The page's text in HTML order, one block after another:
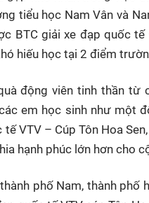
tiểu học Nam Vân và
BTC giải xe đạp quốc
hiếu học tại 2 điểm
động viên tinh thần từ
em học sinh như một
tế VTV – Cúp Tôn Hoa
hạnh phúc lớn hơn cho
phố Nam, thành phố